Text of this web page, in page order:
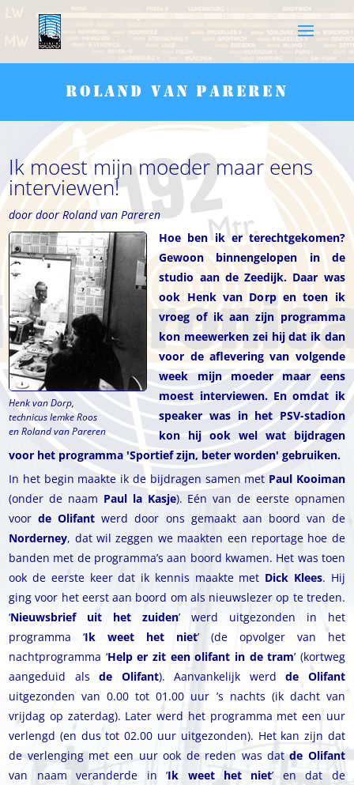
roland van pareren
Ik moest mijn moeder maar eens
interviewen!
door door Roland van Pareren
Henk van Dorp,
technicus Iemke Roos
en Roland van Pareren
Hoe ben ik er terechtgekomen?
Gewoon binnengelopen in de
studio aan de Zeedijk. Daar was
ook Henk van Dorp en toen ik
vroeg of ik aan zijn programma
kon meewerken zei hij dat ik dan
voor de aflevering van volgende
week mijn moeder maar eens
moest interviewen. En omdat ik
speaker was in het PSV-stadion
kon hij ook wel wat bijdragen
voor het programma 'Sportief zijn, beter worden' gebruiken.
In het begin maakte ik de bijdragen samen met Paul Kooiman
(onder de naam Paul la Kasje). Eén van de eerste opnamen
voorde Olifant werd door ons gemaakt aan boord van de
Norderney, dat wil zeggen we maakten een reportage hoe de
banden met de programma’s aan boord kwamen. Het was toen
ook de eerste keer dat ik kennis maakte met Dick Klees. Hij
ging voor het eerst aan boord om als nieuwslezer op te treden.
‘Nieuwsbrief uit het zuiden’ werd uitgezonden in het
programma ‘Ik weet het niet’ (de opvolger van het
nachtprogramma ‘Help er zit een olifant in de tram’ (kortweg
aangeduid alsde Olifant). Aanvankelijk werdde Olifant
uitgezonden van 0.00 tot 01.00 uur ’s nachts (ik dacht van
vrijdag op zaterdag). Later werd het programma met een uur
verlengd (en dus tot 02.00 uur uitgezonden). Het kan zijn dat
de verlenging met een uur ook de reden was datde Olifant
van naam veranderde in ‘Ik weet het niet’ en dat de